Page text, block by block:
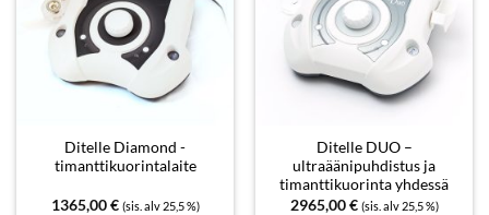
Ditelle Diamond -
timanttikuorintalaite
1365,00€ (sis. alv 25,5 %)
Ditelle DUO –
ultraäänipuhdistus ja
timanttikuorinta yhdessä
2965,00€ (sis. alv 25,5 %)